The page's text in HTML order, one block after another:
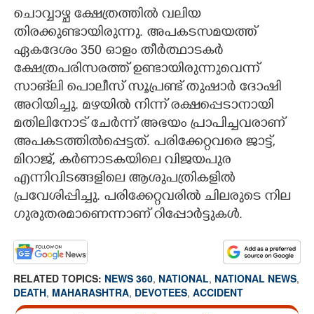
ചൊവ്വാഴ്ച ക്ഷേത്രത്തിൽ വലിയ
തിരക്കുണ്ടായിരുന്നു. അപകടസമയത്ത്
ഏകദേശം 350 ഓളം തീർത്ഥാടകർ
ക്ഷേത്രപരിസരത്ത് ഉണ്ടായിരുന്നുവെന്ന്
സാങ്‌ലി പൊലീസ് സൂപ്രണ്ട് തുഷാർ ദോഷി
അറിയിച്ചു. മഴയിൽ നിന്ന് രക്ഷപ്പെടാനായി
മതിലിനോട് ചേർന്ന് അഭയം പ്രാപിച്ചവരാണ്
അപകടത്തിൽപ്പെട്ടത്. പരിക്കേറ്റവരെ ജാട്ട്,
മിറാജ്, കർണാടകയിലെ വിജയപുര
എന്നിവിടങ്ങളിലെ ആശുപത്രികളിൽ
പ്രവേശിപ്പിച്ചു. പരിക്കേറ്റവരിൽ ചിലരുടെ നില
ഗുരുതരമാണെന്നാണ് റിപ്പോർട്ടുകൾ.
RELATED TOPICS: NEWS 360, NATIONAL, NATIONAL NEWS,
DEATH, MAHARASHTRA, DEVOTEES, ACCIDENT